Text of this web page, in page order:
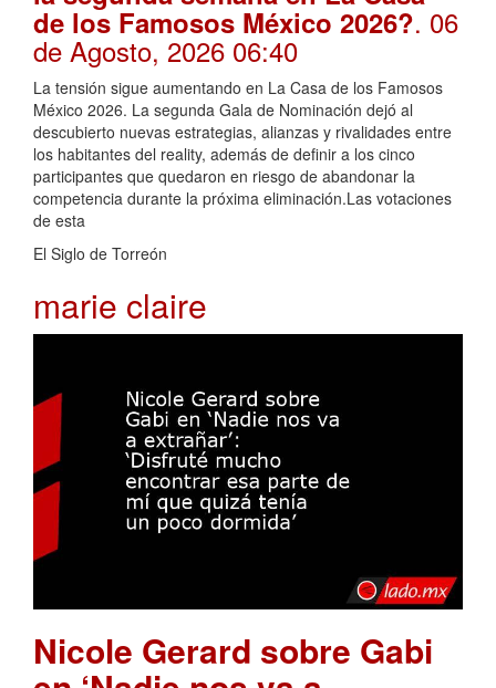
de los Famosos México 2026?. 06
de Agosto, 2026 06:40
La tensión sigue aumentando en La Casa de los Famosos
México 2026. La segunda Gala de Nominación dejó al
descubierto nuevas estrategias, alianzas y rivalidades entre
los habitantes del reality, además de definir a los cinco
participantes que quedaron en riesgo de abandonar la
competencia durante la próxima eliminación.Las votaciones
de esta
El Siglo de Torreón
marie claire
Nicole Gerard sobre Gabi